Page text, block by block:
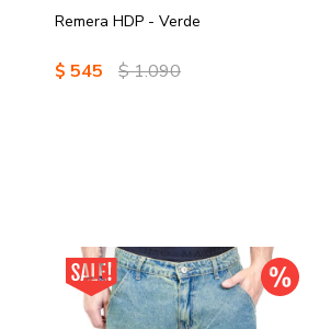
Remera HDP - Verde
$ 545 $1.090